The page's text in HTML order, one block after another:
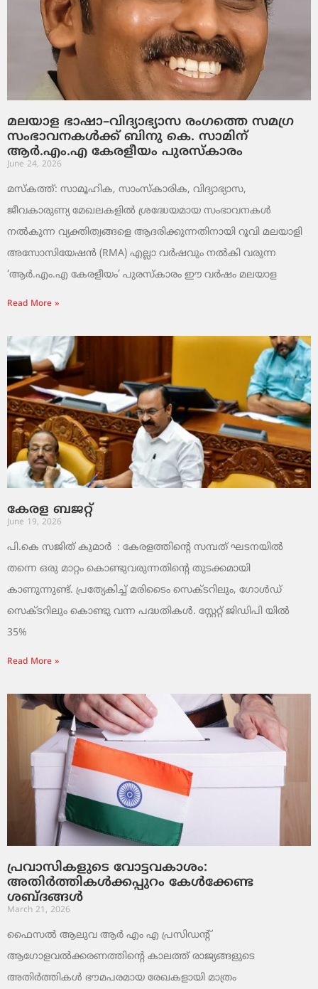
മലയാള ഭാഷാ–വിദ്യാഭ്യാസ രംഗത്തെ സമഗ്ര
സംഭാവനകൾക്ക് ബിനു കെ. സാമിന്
ആർ.എം.എ കേരളീയം പുരസ്‌കാരം
June 24, 2026
മസ്കത്ത്: സാമൂഹിക, സാംസ്‌കാരിക, വിദ്യാഭ്യാസ,
ജീവകാരുണ്യ മേഖലകളിൽ ശ്രദ്ധേയമായ സംഭാവനകൾ
നൽകുന്ന വ്യക്തിത്വങ്ങളെ ആദരിക്കുന്നതിനായി റൂവി മലയാളി
അസോസിയേഷൻ (RMA) എല്ലാ വർഷവും നൽകി വരുന്ന
‘ആർ.എം.എ കേരളീയം’ പുരസ്‌കാരം ഈ വർഷം മലയാള
Read More »
കേരള ബജറ്റ്
June 19, 2026
പി.കെ സജിത് കുമാര്‍ : കേരളത്തിന്റെ സമ്പത് ഘടനയിൽ
തന്നെ ഒരു മാറ്റം കൊണ്ടുവരുന്നതിന്റെ തുടക്കമായി
കാണുന്നുണ്ട്. പ്രത്യേകിച്ച് മരിടൈം സെക്ടറിലും, ഗോൾഡ്
സെക്ടറിലും കൊണ്ടു വന്ന പദ്ധതികൾ. സ്റ്റേറ്റ് ജിഡിപി യിൽ
35%
Read More »
പ്രവാസികളുടെ വോട്ടവകാശം:
അതിർത്തികൾക്കപ്പുറം കേൾക്കേണ്ട
ശബ്ദങ്ങൾ
March 21, 2026
ഫൈസൽ ആലുവ ആർ എം എ പ്രസിഡന്റ്
ആഗോളവൽക്കരണത്തിന്റെ കാലത്ത് രാജ്യങ്ങളുടെ
അതിർത്തികൾ ഭൗമപരമായ രേഖകളായി മാത്രം